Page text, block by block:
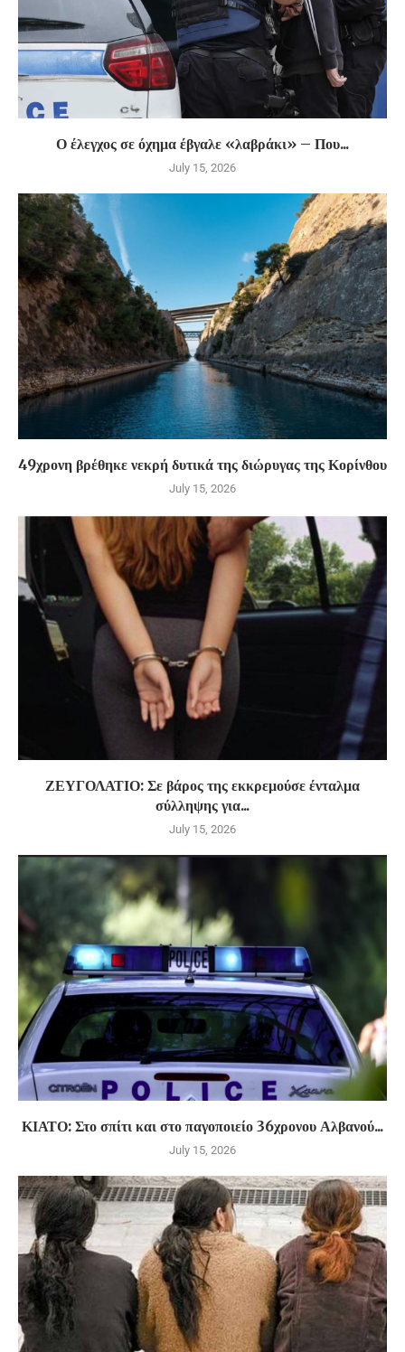
Ο έλεγχος σε όχημα έβγαλε «λαβράκι» – Που...
July 15, 2026
49χρονη βρέθηκε νεκρή δυτικά της διώρυγας της Κορίνθου
July 15, 2026
ΖΕΥΓΟΛΑΤΙΟ: Σε βάρος της εκκρεμούσε ένταλμα
σύλληψης για...
July 15, 2026
ΚΙΑΤΟ: Στο σπίτι και στο παγοποιείο 36χρονου Αλβανού...
July 15, 2026